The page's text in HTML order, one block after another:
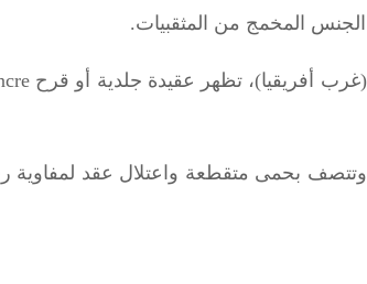
المخمج من المثقبيات.
(غرب أفريقيا)، تظهر عقيدة جلدية أو قرح
بحمى متقطعة واعتلال عقد لمفاوية